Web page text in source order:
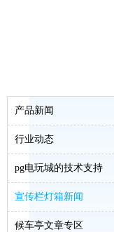
产品新闻
行业动态
pg电玩城的技术支持
宣传栏灯箱新闻
候车亭文章专区